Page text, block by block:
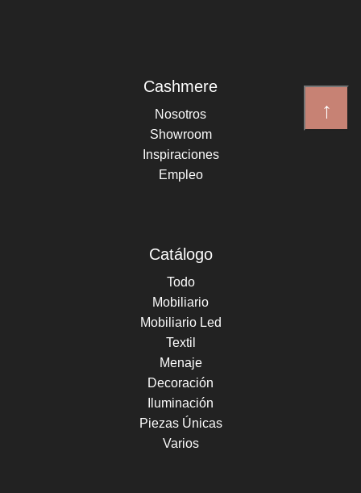
Mesa/Banco convertible Nairobi
↑
Cashmere
Nosotros
Showroom
Inspiraciones
Empleo
Catálogo
Todo
Mobiliario
Mobiliario Led
Textil
Menaje
Decoración
Iluminación
Piezas Únicas
Varios